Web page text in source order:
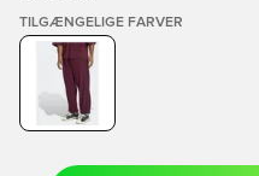
TILGÆNGELIGE FARVER